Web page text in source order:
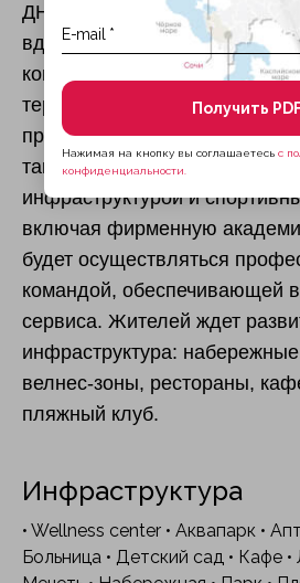
ДНК проекта, формируя
вдохновленную спортом и
комплексе общей площадью
территории под зелеными
предлагаются апартаменты
также таунхаусы и виллы.
инфраструктурой и
включая фирменную
будет осуществляться
командой, обеспечивающей
сервиса. Жителей ждет
инфраструктура:
велнес-зоны, рестораны,
пляжный клуб.
Инфраструктура
• Wellness center • Аквапарк •
Больница • Детский сад • Кафе •
Получить
Нажимая на кнопку вы соглашаетесь с
конфиденциальности.